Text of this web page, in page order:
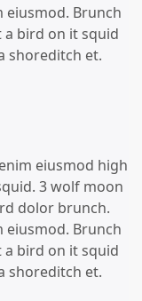
eiusmod. Brunch
bird on it squid
shoreditch et.
eiusmod high
3 wolf moon
dolor brunch.
eiusmod. Brunch
bird on it squid
shoreditch et.